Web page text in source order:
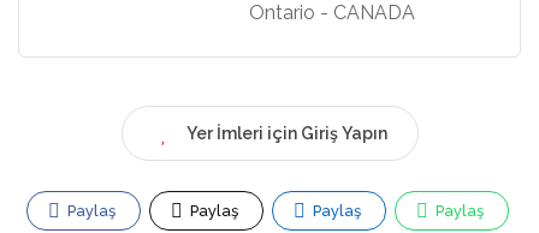
Ontario - CANADA
Yer İmleri için Giriş Yapın
Paylaş Paylaş Paylaş Paylaş